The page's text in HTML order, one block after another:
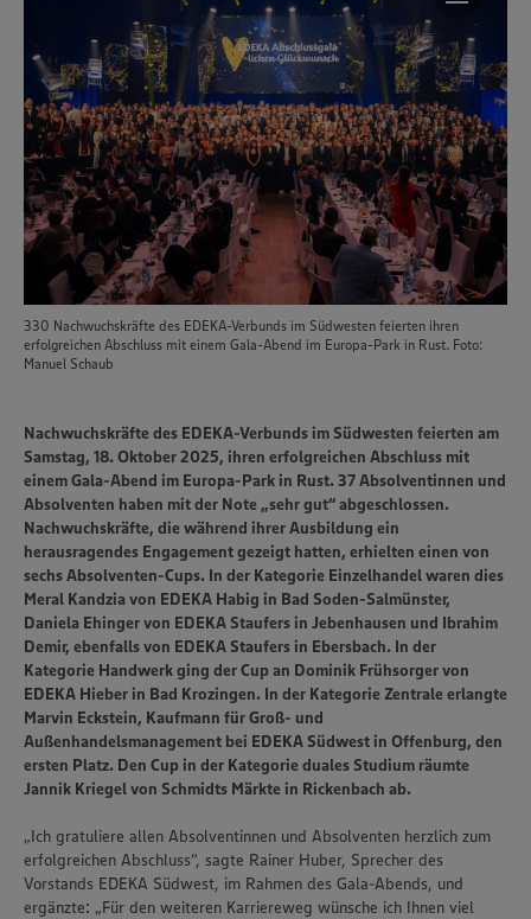
330 Nachwuchskräfte des EDEKA-Verbunds im Südwesten feierten ihren
erfolgreichen Abschluss mit einem Gala-Abend im Europa-Park in Rust. Foto:
Manuel Schaub
Nachwuchskräfte des EDEKA-Verbunds im Südwesten feierten am
Samstag, 18. Oktober 2025, ihren erfolgreichen Abschluss mit
einem Gala-Abend im Europa-Park in Rust. 37 Absolventinnen und
Absolventen haben mit der Note „sehr gut“ abgeschlossen.
Nachwuchskräfte, die während ihrer Ausbildung ein
herausragendes Engagement gezeigt hatten, erhielten einen von
sechs Absolventen-Cups. In der Kategorie Einzelhandel waren dies
Meral Kandzia von EDEKA Habig in Bad Soden-Salmünster,
Daniela Ehinger von EDEKA Staufers in Jebenhausen und Ibrahim
Demir, ebenfalls von EDEKA Staufers in Ebersbach. In der
Kategorie Handwerk ging der Cup an Dominik Frühsorger von
EDEKA Hieber in Bad Krozingen. In der Kategorie Zentrale erlangte
Marvin Eckstein, Kaufmann für Groß- und
Außenhandelsmanagement bei EDEKA Südwest in Offenburg, den
ersten Platz. Den Cup in der Kategorie duales Studium räumte
Jannik Kriegel von Schmidts Märkte in Rickenbach ab.
„Ich gratuliere allen Absolventinnen und Absolventen herzlich zum
erfolgreichen Abschluss“, sagte Rainer Huber, Sprecher des
Vorstands EDEKA Südwest, im Rahmen des Gala-Abends, und
ergänzte: „Für den weiteren Karriereweg wünsche ich Ihnen viel